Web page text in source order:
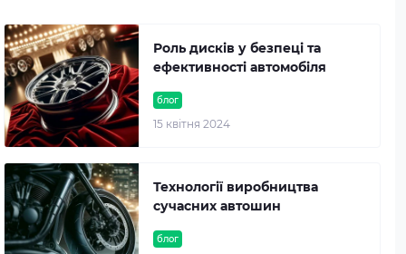
блог
15 квітня 2024
Роль дисків у безпеці та
ефективності автомобіля
блог
Технології виробництва
сучасних автошин